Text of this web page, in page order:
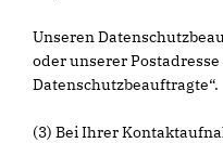
Unseren
oder unserer
Datenschutzbeauftragte“.
(3) Bei Ihrer